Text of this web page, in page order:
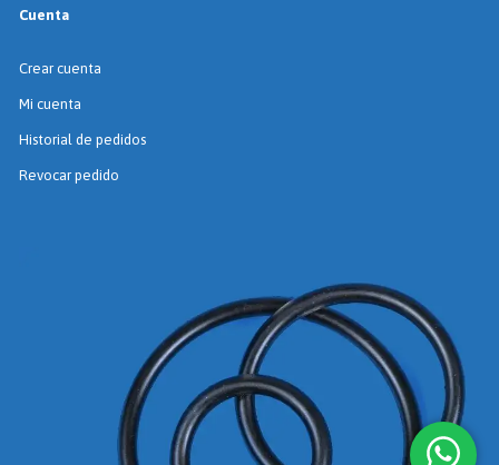
Cuenta
Crear cuenta
Mi cuenta
Historial de pedidos
Revocar pedido